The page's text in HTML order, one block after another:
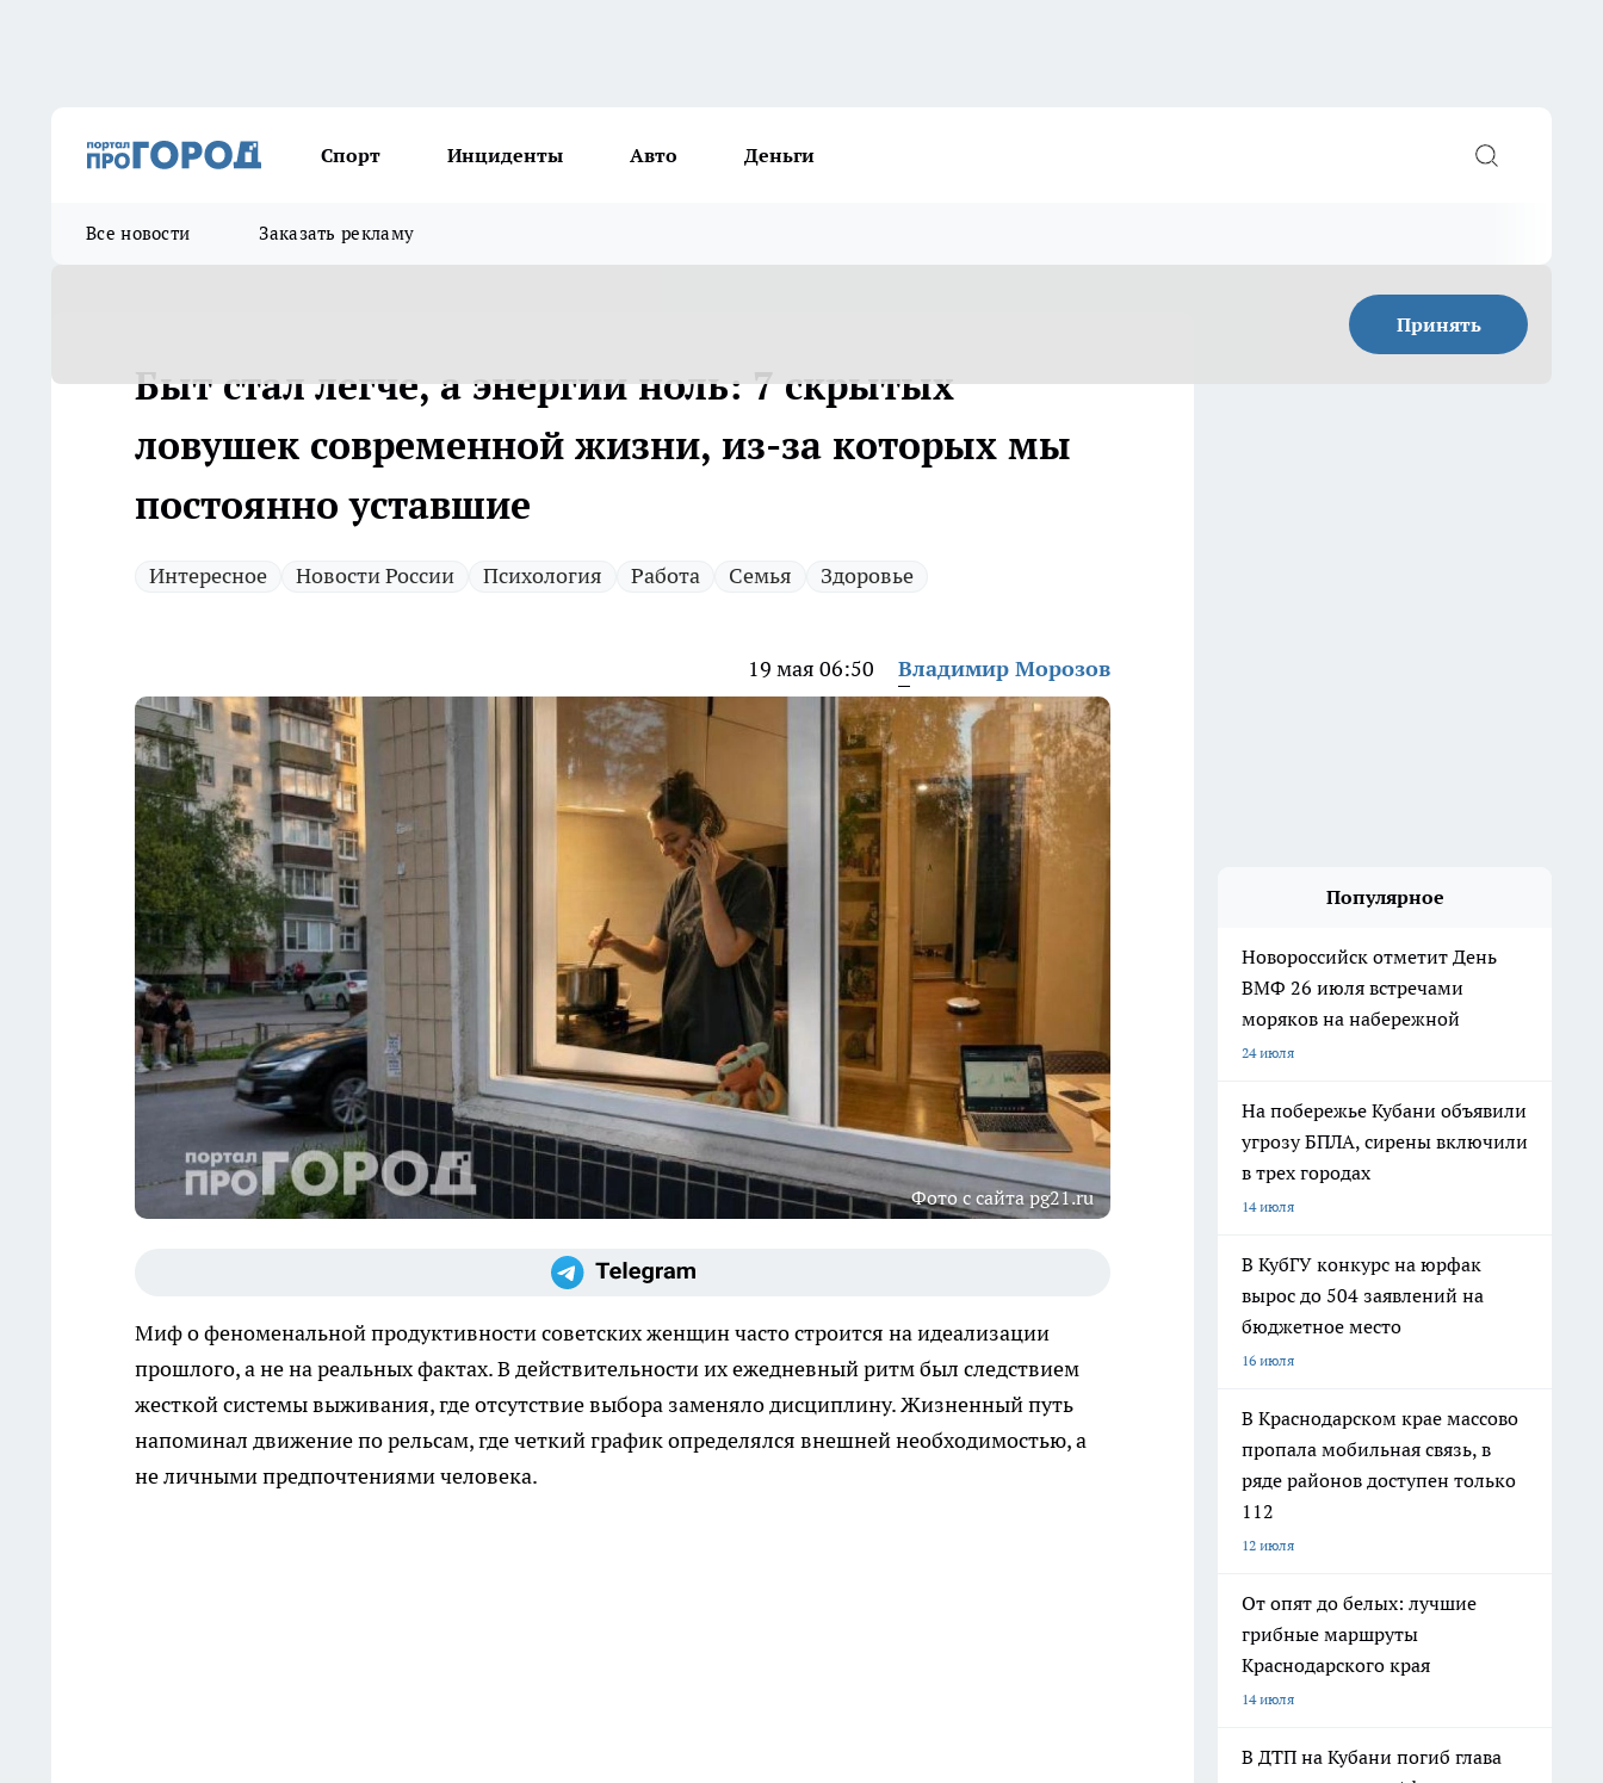
Спорт Инциденты Авто Деньги
Все новости Заказать рекламу
Принять
Быт стал легче, а энергии ноль: 7 скрытых
ловушек современной жизни, из-за которых мы
постоянно уставшие
Интересное Новости России Психология Работа Семья Здоровье
19 мая 06:50 Владимир Морозов
Фото с сайта pg21.ru
Миф о феноменальной продуктивности советских женщин часто строится на идеализации
прошлого, а не на реальных фактах. В действительности их ежедневный ритм был следствием
жесткой системы выживания, где отсутствие выбора заменяло дисциплину. Жизненный путь
напоминал движение по рельсам, где четкий график определялся внешней необходимостью, а
не личными предпочтениями человека.
Популярное
Новороссийск отметит День
ВМФ 26 июля встречами
моряков на набережной
24 июля
На побережье Кубани объявили
угрозу БПЛА, сирены включили
в трех городах
14 июля
В КубГУ конкурс на юрфак
вырос до 504 заявлений на
бюджетное место
16 июля
В Краснодарском крае массово
пропала мобильная связь, в
ряде районов доступен только
112
12 июля
От опят до белых: лучшие
грибные маршруты
Краснодарского края
14 июля
В ДТП на Кубани погиб глава